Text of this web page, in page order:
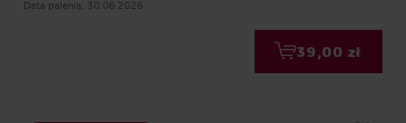
Data palenia: 30.06.2026
39,00 zł